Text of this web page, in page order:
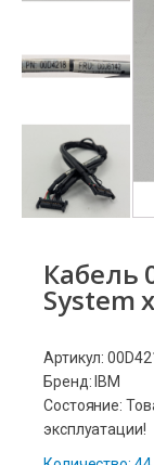
Кабель
System
Артикул:
Бренд: IBM
Состояние:
эксплуатации!